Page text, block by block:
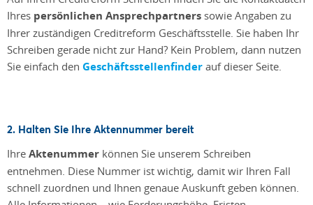
Ihres persönlichen Ansprechpartners sowie Angaben zu
Ihrer zuständigen Creditreform Geschäftsstelle. Sie haben Ihr
Schreiben gerade nicht zur Hand? Kein Problem, dann nutzen
Sie einfach den Geschäftsstellenfinder auf dieser Seite.
2. Halten Sie Ihre Aktennummer bereit
Ihre Aktenummer können Sie unserem Schreiben
entnehmen. Diese Nummer ist wichtig, damit wir Ihren Fall
schnell zuordnen und Ihnen genaue Auskunft geben können.